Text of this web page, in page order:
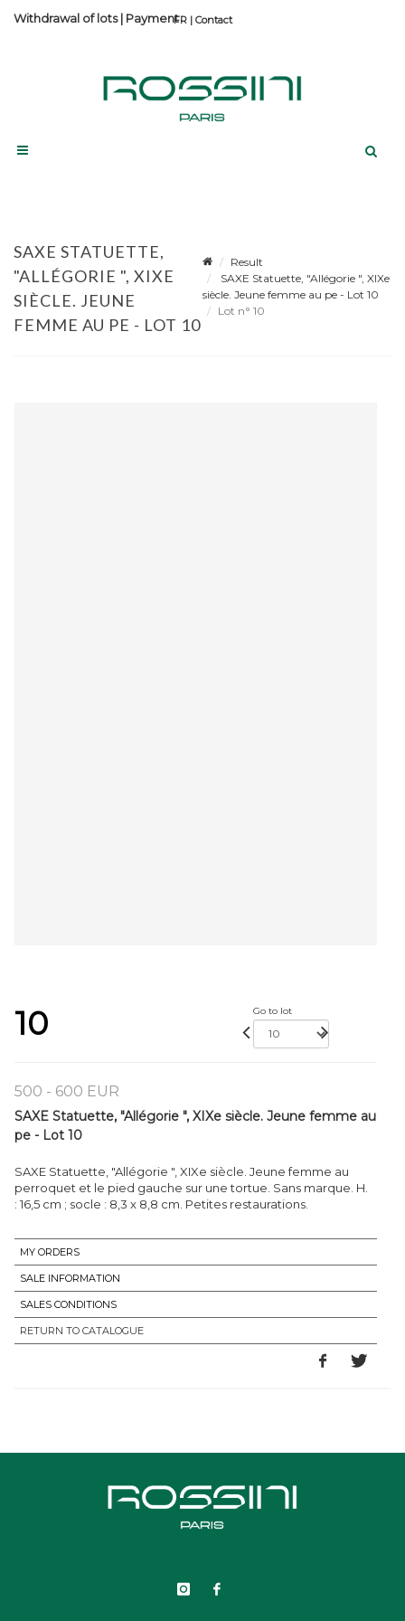
Contact
Withdrawal of lots| Payment
SAXE STATUETTE,
"ALLÉGORIE ", XIXE
SIÈCLE. JEUNE
FEMME AU PE - LOT 10
Result
SAXE Statuette, "Allégorie ", XIXe
siècle. Jeune femme au pe - Lot 10
Lot n° 10
10 Go to lot
500 - 600 EUR
SAXE Statuette, "Allégorie ", XIXe siècle. Jeune femme au
pe - Lot 10
SAXE Statuette, "Allégorie ", XIXe siècle. Jeune femme au
perroquet et le pied gauche sur une tortue. Sans marque. H.
: 16,5 cm ; socle : 8,3 x 8,8 cm. Petites restaurations.
MY ORDERS
SALE INFORMATION
SALES CONDITIONS
RETURN TO CATALOGUE